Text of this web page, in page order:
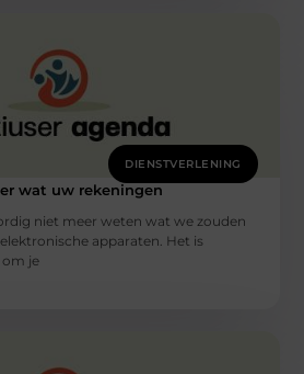
DIENSTVERLENING
wat uw rekeningen
niet meer weten wat we zouden
apparaten. Het is
je